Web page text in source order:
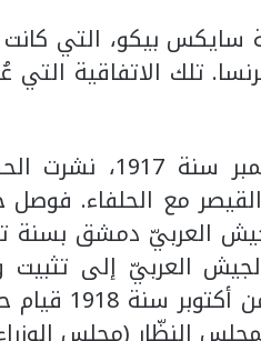
سايكس بيكو، التي
تلك الاتفاقية
فبعد انتصار الثورة
مع الحلفاء. فوصل
دخول الجيش العربيّ دمشق
العربيّ إلى
وصول